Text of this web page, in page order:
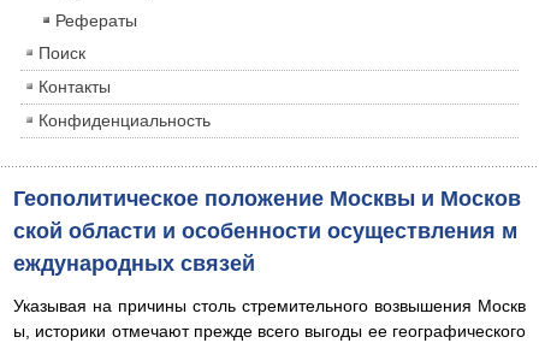
Рефераты
Поиск
Контакты
Конфиденциальность
Геополитическое положение Москвы и Москов
ской области и особенности осуществления м
еждународных связей
Указывая на причины столь стремительного возвышения Москв
ы, историки отмечают прежде всего выгоды ее географического